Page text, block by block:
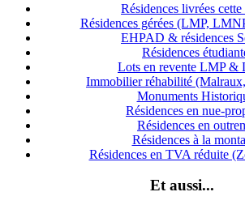
Résidences livrées cette
Résidences gérées (LMP,
EHPAD & résidences
Résidences
Lots en revente LMP &
Immobilier réhabilité
Monuments
Résidences en nue-
Résidences en
Résidences à la
Résidences en TVA réduite
Et aussi...